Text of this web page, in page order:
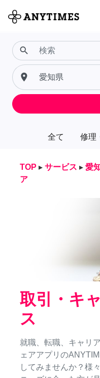
全て 修理
search
place
TOP ▸ サービス ▸ 愛
ア
取引・キ
ス
就職、転職、キャリ
ェアアプリの
してみませんか？様